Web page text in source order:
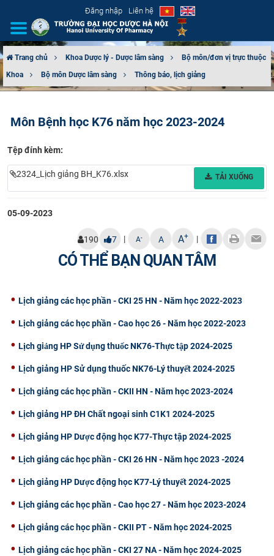
Đăng nhập Liên hệ
GIỚI THIỆU
ĐÀO TẠO
Trang chủ Khoa Dược lý - Dược lâm sàng
Bộ môn/đơn vị trực thuộc
Khoa
Bộ môn Dược lâm sàng Thông báo, lịch giảng
Môn Bệnh học K76 năm học 2023-2024
Tệp đính kèm:
2324_Lịch giảng BH_K76.xlsx TẢI XUỐNG
05-09-2023
190 7 | A- A A+ |
CÓ THỂ BẠN QUAN TÂM
Lịch giảng các học phần - CKI 25 HN - Năm học 2022-2023
Lịch giảng các học phần - Cao học 26 - Năm học 2022-2023
Lịch giảng HP Sử dụng thuốc NK76-Thực tập 2024-2025
Lịch giảng HP Sử dụng thuốc NK76-Lý thuyết 2024-2025
Lịch giảng các học phần - CKII HN - Năm học 2023-2024
Lịch giảng HP ĐH Chất ngoại sinh C1K1 2024-2025
Lịch giảng HP Dược động học K77-Thực tập 2024-2025
Lịch giảng các học phần - CKI 26 HN - Năm học 2023 -2024
Lịch giảng HP Dược động học K77-Lý thuyết 2024-2025
Lịch giảng các học phần - Cao học 27 - Năm học 2023-2024
Lịch giảng các học phần - CKII PT - Năm học 2024-2025
Lịch giảng các học phần - CKI 27 NA - Năm học 2024-2025